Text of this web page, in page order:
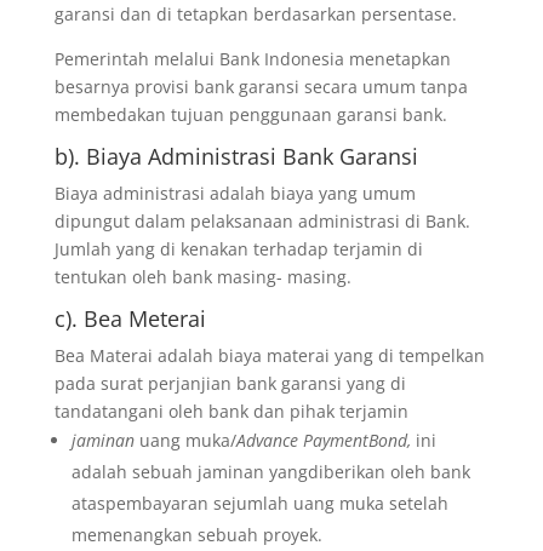
garansi dan di tetapkan berdasarkan persentase.
Pemerintah melalui Bank Indonesia menetapkan
besarnya provisi bank garansi secara umum tanpa
membedakan tujuan penggunaan garansi bank.
b). Biaya Administrasi Bank Garansi
Biaya administrasi adalah biaya yang umum
dipungut dalam pelaksanaan administrasi di Bank.
Jumlah yang di kenakan terhadap terjamin di
tentukan oleh bank masing- masing.
c). Bea Meterai
Bea Materai adalah biaya materai yang di tempelkan
pada surat perjanjian bank garansi yang di
tandatangani oleh bank dan pihak terjamin
jaminan uang muka/Advance PaymentBond, ini
adalah sebuah jaminan yangdiberikan oleh bank
ataspembayaran sejumlah uang muka setelah
memenangkan sebuah proyek.